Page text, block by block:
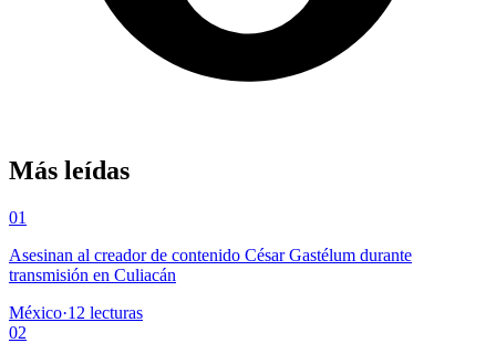
Más leídas
01
Asesinan al creador de contenido César Gastélum durante
transmisión en Culiacán
México·12 lecturas
02